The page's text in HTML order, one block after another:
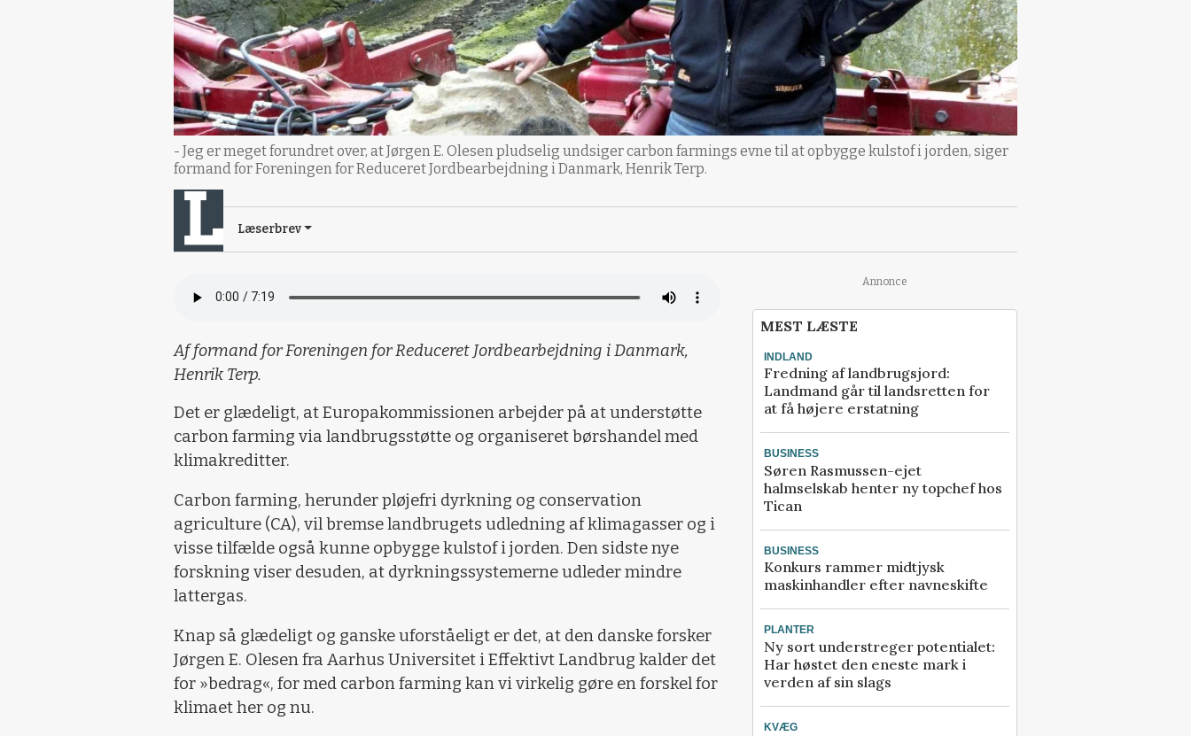
- Jeg er meget forundret over, at Jørgen E. Olesen pludselig undsiger carbon farmings evne til at opbygge kulstof i jorden, siger
formand for Foreningen for Reduceret Jordbearbejdning i Danmark, Henrik Terp.
Læserbrev
Af formand for Foreningen for Reduceret Jordbearbejdning i Danmark,
Henrik Terp.
Det er glædeligt, at Europakommissionen arbejder på at understøtte
carbon farming via landbrugsstøtte og organiseret børshandel med
klimakreditter.
Carbon farming, herunder pløjefri dyrkning og conservation
agriculture (CA), vil bremse landbrugets udledning af klimagasser og i
visse tilfælde også kunne opbygge kulstof i jorden. Den sidste nye
forskning viser desuden, at dyrkningssystemerne udleder mindre
lattergas.
Knap så glædeligt og ganske uforståeligt er det, at den danske forsker
Jørgen E. Olesen fra Aarhus Universitet i Effektivt Landbrug kalder det
for »bedrag«, for med carbon farming kan vi virkelig gøre en forskel for
klimaet her og nu.
Annonce
MEST LÆSTE
INDLAND
Fredning af landbrugsjord:
Landmand går til landsretten for
at få højere erstatning
BUSINESS
Søren Rasmussen-ejet
halmselskab henter ny topchef hos
Tican
BUSINESS
Konkurs rammer midtjysk
maskinhandler efter navneskifte
PLANTER
Ny sort understreger potentialet:
Har høstet den eneste mark i
verden af sin slags
KVÆG